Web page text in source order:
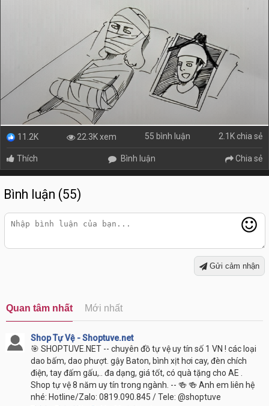
11.2K 22.3K xem 55 bình luận 2.1K chia sẻ
Thích Bình luận Chia sẻ
Bình luận (55)
Gửi cảm nhận
Quan tâm nhất Mới nhất
Shop Tự Vệ - Shoptuve.net
🎯 SHOPTUVE.NET -- chuyên đồ tự vệ uy tín số 1 VN ! các loại
dao bấm, dao phượt. gậy Baton, bình xịt hơi cay, đèn chích
điện, tay đấm gấu,.. đa dạng, giá tốt, có quà tặng cho AE .
Shop tự vệ 8 năm uy tín trong ngành. -- 🍻 🍻 Anh em liên hệ
nhé: Hotline/Zalo: 0819.090.845 / Tele: @shoptuve